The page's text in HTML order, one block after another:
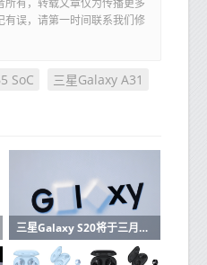
有，转载文章仅为传播更多
有误，请第一时间联系我们修
SoC 三星Galaxy A31
三星Galaxy S20将于三月的第一周发布